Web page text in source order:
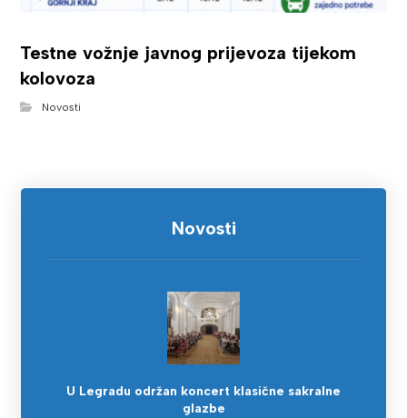
Testne vožnje javnog prijevoza tijekom
kolovoza
Novosti
Novosti
U Legradu održan koncert klasične sakralne
glazbe